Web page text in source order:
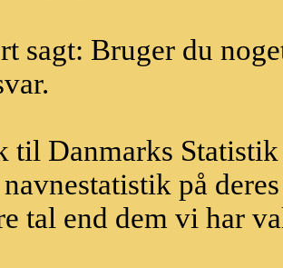
sagt: Bruger du
til Danmarks
navnestatistik på
tal end dem vi har